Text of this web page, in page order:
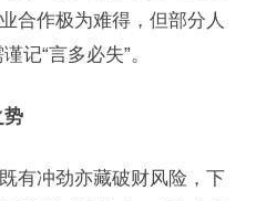
合作极为难得，但部分人
记“言多必失”。
势
有冲劲亦藏破财风险，下